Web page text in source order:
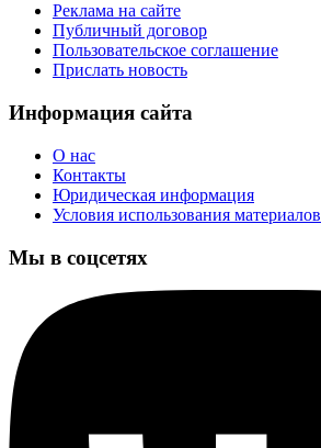
Реклама на сайте
Публичный договор
Пользовательское соглашение
Прислать новость
Информация сайта
О нас
Контакты
Юридическая информация
Условия использования материалов
Мы в соцсетях